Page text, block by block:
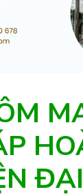
ĐẠI